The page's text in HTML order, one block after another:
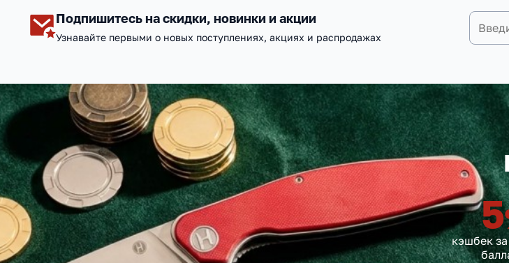
Подпишитесь на скидки, новинки и акции
Узнавайте первыми о новых поступлениях, акциях и распродажах
5
кэшбек